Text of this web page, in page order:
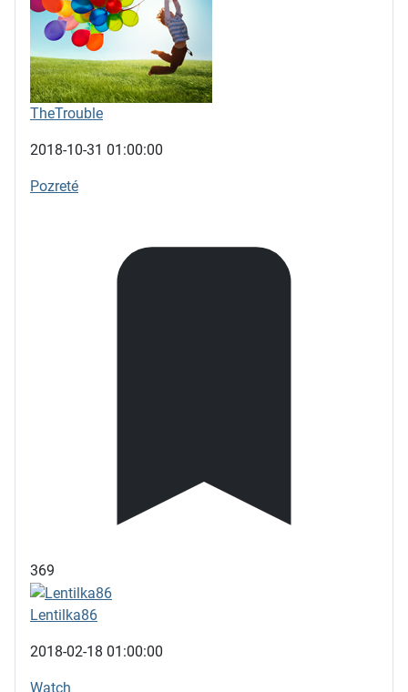
TheTrouble
2018-10-31 01:00:00
Pozreté
369
Lentilka86
2018-02-18 01:00:00
Watch